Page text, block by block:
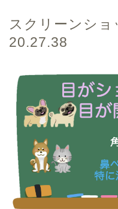
スクリーンシ
20.27.38